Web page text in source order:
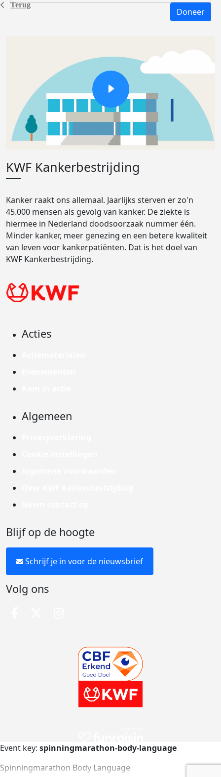
Terug
Doneer
KWF Kankerbestrijding
Kanker raakt ons allemaal. Jaarlijks sterven er zo'n
45.000 mensen als gevolg van kanker. De ziekte is
hiermee in Nederland doodsoorzaak nummer één.
Minder kanker, meer genezing en een betere kwaliteit
van leven voor kankerpatiënten. Dat is het doel van
KWF Kankerbestrijding.
Acties
Algemeen
Blijf op de hoogte
Schrijf je in voor de nieuwsbrief
Volg ons
Event key: spinningmarathon-body-language
Spinningmarathon Body Language